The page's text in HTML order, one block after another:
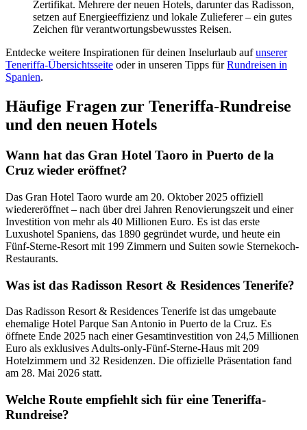
Zertifikat. Mehrere der neuen Hotels, darunter das Radisson,
setzen auf Energieeffizienz und lokale Zulieferer – ein gutes
Zeichen für verantwortungsbewusstes Reisen.
Entdecke weitere Inspirationen für deinen Inselurlaub aufunserer
Teneriffa-Übersichtsseite oder in unseren Tipps fürRundreisen in
Spanien.
Häufige Fragen zur Teneriffa-Rundreise
und den neuen Hotels
Wann hat das Gran Hotel Taoro in Puerto de la
Cruz wieder eröffnet?
Das Gran Hotel Taoro wurde am 20. Oktober 2025 offiziell
wiedereröffnet – nach über drei Jahren Renovierungszeit und einer
Investition von mehr als 40 Millionen Euro. Es ist das erste
Luxushotel Spaniens, das 1890 gegründet wurde, und heute ein
Fünf-Sterne-Resort mit 199 Zimmern und Suiten sowie Sternekoch-
Restaurants.
Was ist das Radisson Resort & Residences Tenerife?
Das Radisson Resort & Residences Tenerife ist das umgebaute
ehemalige Hotel Parque San Antonio in Puerto de la Cruz. Es
öffnete Ende 2025 nach einer Gesamtinvestition von 24,5 Millionen
Euro als exklusives Adults-only-Fünf-Sterne-Haus mit 209
Hotelzimmern und 32 Residenzen. Die offizielle Präsentation fand
am 28. Mai 2026 statt.
Welche Route empfiehlt sich für eine Teneriffa-
Rundreise?